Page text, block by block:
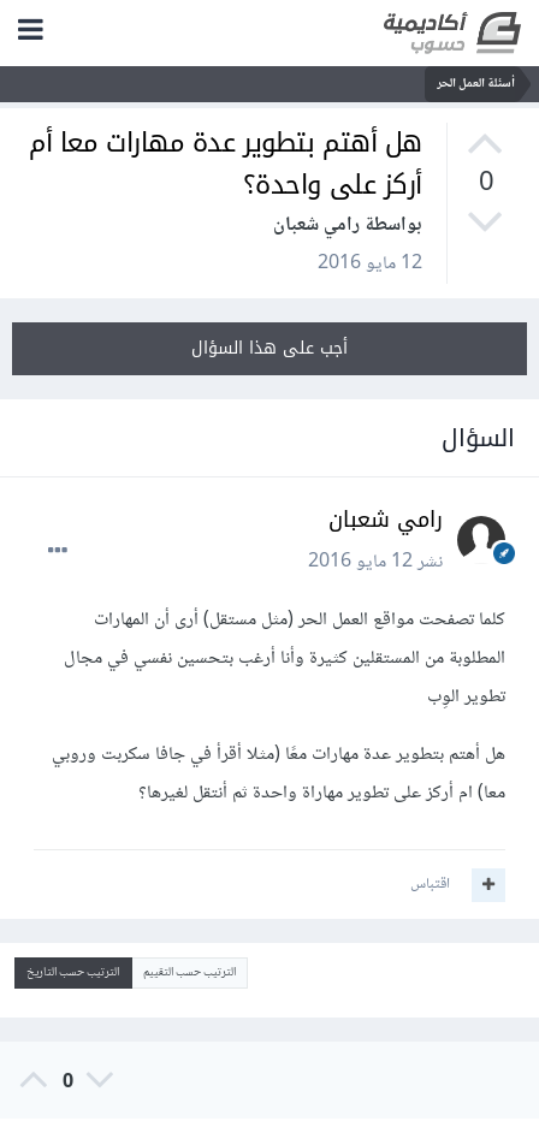
أسئلة العمل الحر
0
هل أهتم بتطوير عدة مهارات معا أم
أركز على واحدة؟
بواسطة رامي شعبان
12 مايو 2016
أجب على هذا السؤال
السؤال
رامي شعبان
نشر12 مايو 2016
كلما تصفحت مواقع العمل الحر (مثل مستقل) أرى أن المهارات
المطلوبة من المستقلين كثيرة وأنا أرغب بتحسين نفسي في مجال
تطوير الوِب
هل أهتم بتطوير عدة مهارات معًا (مثلا أقرأ في جافا سكربت وروبي
معا) ام أركز على تطوير مهاراة واحدة ثم أنتقل لغيرها؟
اقتباس
الترتيب حسب التقييم الترتيب حسب التاريخ
0